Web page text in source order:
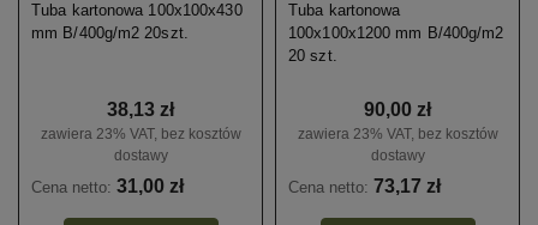
Tuba kartonowa 100x100x430
mm B/400g/m2 20szt.
38,13 zł
zawiera 23% VAT, bez kosztów
dostawy
Cena netto: 31,00 zł
Tuba kartonowa
100x100x1200 mm B/400g/m2
20 szt.
90,00 zł
zawiera 23% VAT, bez kosztów
dostawy
Cena netto: 73,17 zł